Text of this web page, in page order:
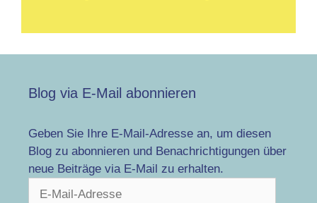
Blog via E-Mail abonnieren
Geben Sie Ihre E-Mail-Adresse an, um diesen
Blog zu abonnieren und Benachrichtigungen über
neue Beiträge via E-Mail zu erhalten.